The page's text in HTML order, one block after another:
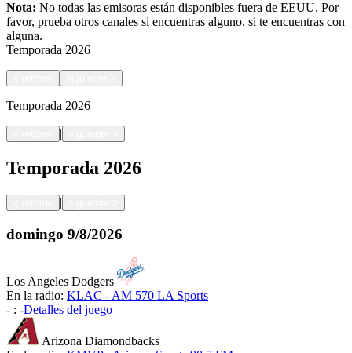
Nota: No todas las emisoras están disponibles fuera de EEUU. Por
favor, prueba otros canales si encuentras alguno. si te encuentras con
alguna.
Temporada 2026
Temporada 2026
|
Temporada 2026
|
domingo 9/8/2026
Los Angeles Dodgers
En la radio: KLAC - AM 570 LA Sports
- : -Detalles del juego
Arizona Diamondbacks